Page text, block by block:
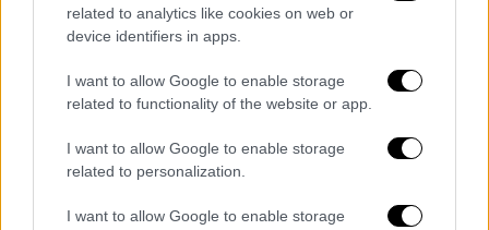
related to analytics like cookies on web or
device identifiers in apps.
I want to allow Google to enable storage
related to functionality of the website or app.
I want to allow Google to enable storage
related to personalization.
I want to allow Google to enable storage
καρτέλα «Οι κατοικίες μου», όπου
αυτές αναγράφονται στη δήλωση στοιχείων
ακινήτων (Ε9). Στη γραμμή που αντιστοιχεί
σε κάθε ΑΤΑΚ στη στήλη ασφαλιστήρια
συμβόλαια» επιλέγει το εικονίδιο.
Στην οθόνη που ανοίγει, με το σύμβολο +